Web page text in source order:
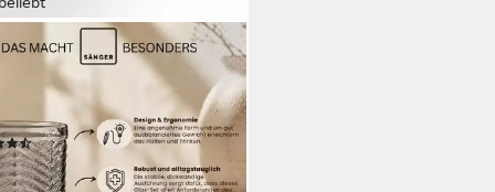
Set Bunt, 6-tlg., Glas, 6x
Porto, unterschiedliche
mehrfarbig
(80)
€ 74,99 €
1 Stk)